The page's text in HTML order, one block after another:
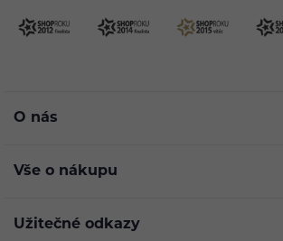
O nás
Vše o nákupu
Užitečné odkazy